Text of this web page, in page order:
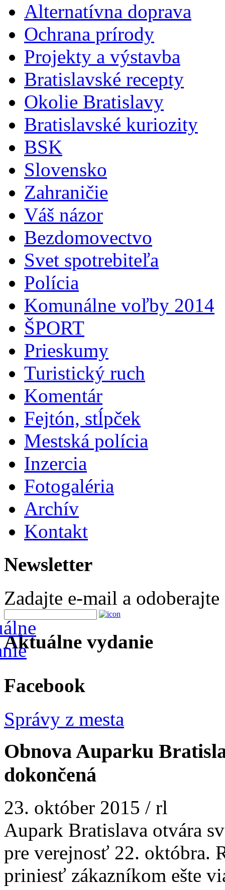
Alternatívna doprava
Ochrana prírody
Projekty a výstavba
Bratislavské recepty
Okolie Bratislavy
Bratislavské kuriozity
BSK
Slovensko
Zahraničie
Váš názor
Bezdomovectvo
Svet spotrebiteľa
Polícia
Komunálne voľby 2014
ŠPORT
Prieskumy
Turistický ruch
Komentár
Fejtón, stĺpček
Mestská polícia
Inzercia
Fotogaléria
Archív
Kontakt
Newsletter
Zadajte e-mail a
Aktuálne vydanie
Facebook
Správy z mesta
Obnova Auparku
dokončená
23. október 2015 / rl
Aupark Bratislava otvára
pre verejnosť 22. októbra.
priniesť zákazníkom ešte